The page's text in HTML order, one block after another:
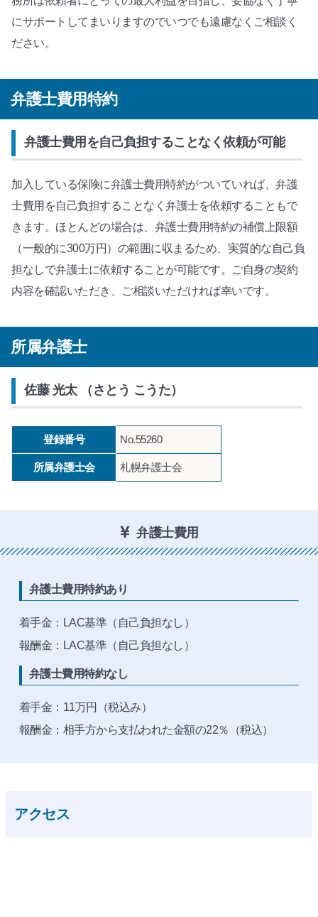
にサポートしてまいりますのでいつでも遠慮なくご相談く
ださい。
弁護士費用特約
弁護士費用を自己負担することなく依頼が可能
加入している保険に弁護士費用特約がついていれば、弁護
士費用を自己負担することなく弁護士を依頼することもで
きます。ほとんどの場合は、弁護士費用特約の補償上限額
（一般的に300万円）の範囲に収まるため、実質的な自己負
担なしで弁護士に依頼することが可能です。ご自身の契約
内容を確認いただき、ご相談いただければ幸いです。
所属弁護士
佐藤 光太 （さとう こうた）
登録番号 No.55260
所属弁護士会 札幌弁護士会
弁護士費用
弁護士費用特約あり
着手金：LAC基準（自己負担なし）
報酬金：LAC基準（自己負担なし）
弁護士費用特約なし
着手金：11万円（税込み）
報酬金：相手方から支払われた金額の22％（税込）
アクセス